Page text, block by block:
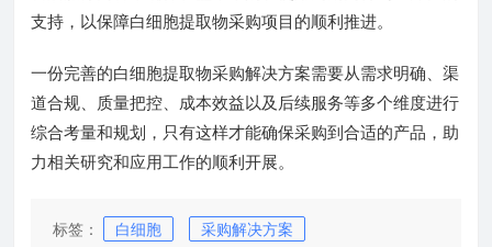
支持，以保障白细胞提取物采购项目的顺利推进。
一份完善的白细胞提取物采购解决方案需要从需求明确、渠
道合规、质量把控、成本效益以及后续服务等多个维度进行
综合考量和规划，只有这样才能确保采购到合适的产品，助
力相关研究和应用工作的顺利开展。
标签： 白细胞 采购解决方案